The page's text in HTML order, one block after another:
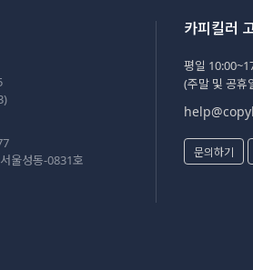
울성동-0831호
카피킬러
평일
(주말 및 공휴
문의하기